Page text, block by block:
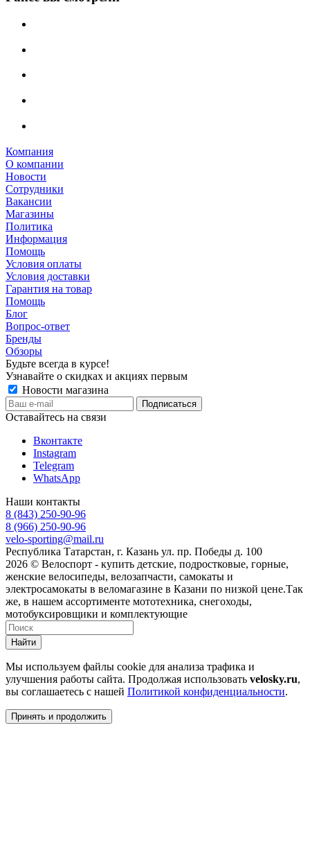
Компания
О компании
Новости
Сотрудники
Вакансии
Магазины
Политика
Информация
Помощь
Условия оплаты
Условия доставки
Гарантия на товар
Помощь
Блог
Вопрос-ответ
Бренды
Обзоры
Будьте всегда в курсе!
Узнавайте о скидках и акциях первым
Новости магазина
Оставайтесь на связи
Вконтакте
Instagram
Telegram
WhatsApp
Наши контакты
8 (843) 250-90-96
8 (966) 250-90-96
velo-sporting@mail.ru
Республика Татарстан, г. Казань ул. пр. Победы д. 100
2026 © Велоспорт - купить детские, подростковые, горные,
женские велосипеды, велозапчасти, самокаты и
электросамокаты в веломагазине в Казани по низкой цене.Так
же, в нашем ассортименте мототехника, снегоходы,
мотобуксировщики и комплектующие
Найти
Мы используем файлы cookie для анализа трафика и
улучшения работы сайта. Продолжая использовать velosky.ru,
вы соглашаетесь с нашей Политикой конфиденциальности.
Принять и продолжить